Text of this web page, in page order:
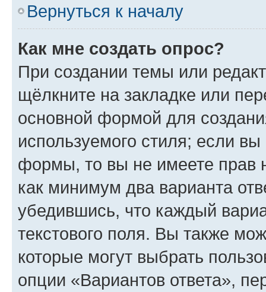
Вернуться к началу
Как мне создать опрос?
При создании темы или
щёлкните на закладке или
основной формой для
используемого стиля; если
формы, то вы не имеете прав
как минимум два варианта
убедившись, что каждый
текстового поля. Вы также
которые могут выбрать
опции «Вариантов ответа»,